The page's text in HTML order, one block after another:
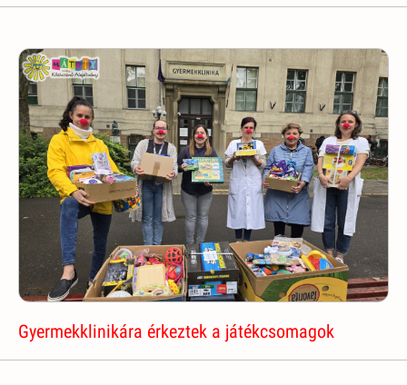
Gyermekklinikára érkeztek a játékcsomagok